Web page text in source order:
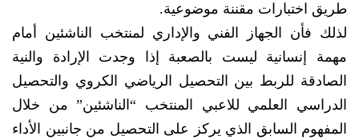
طريق اختبارات مقننة موضوعية.
لذلك فأن الجهاز الفني والإداري لمنتخب الناشئين أمام
مهمة إنسانية ليست بالصعبة إذا وجدت الإرادة والنية
الصادقة للربط بين التحصيل الرياضي الكروي والتحصيل
الدراسي العلمي للاعبي المنتخب “الناشئين” من خلال
المفهوم السابق الذي يركز على التحصيل من جانبين الأداء